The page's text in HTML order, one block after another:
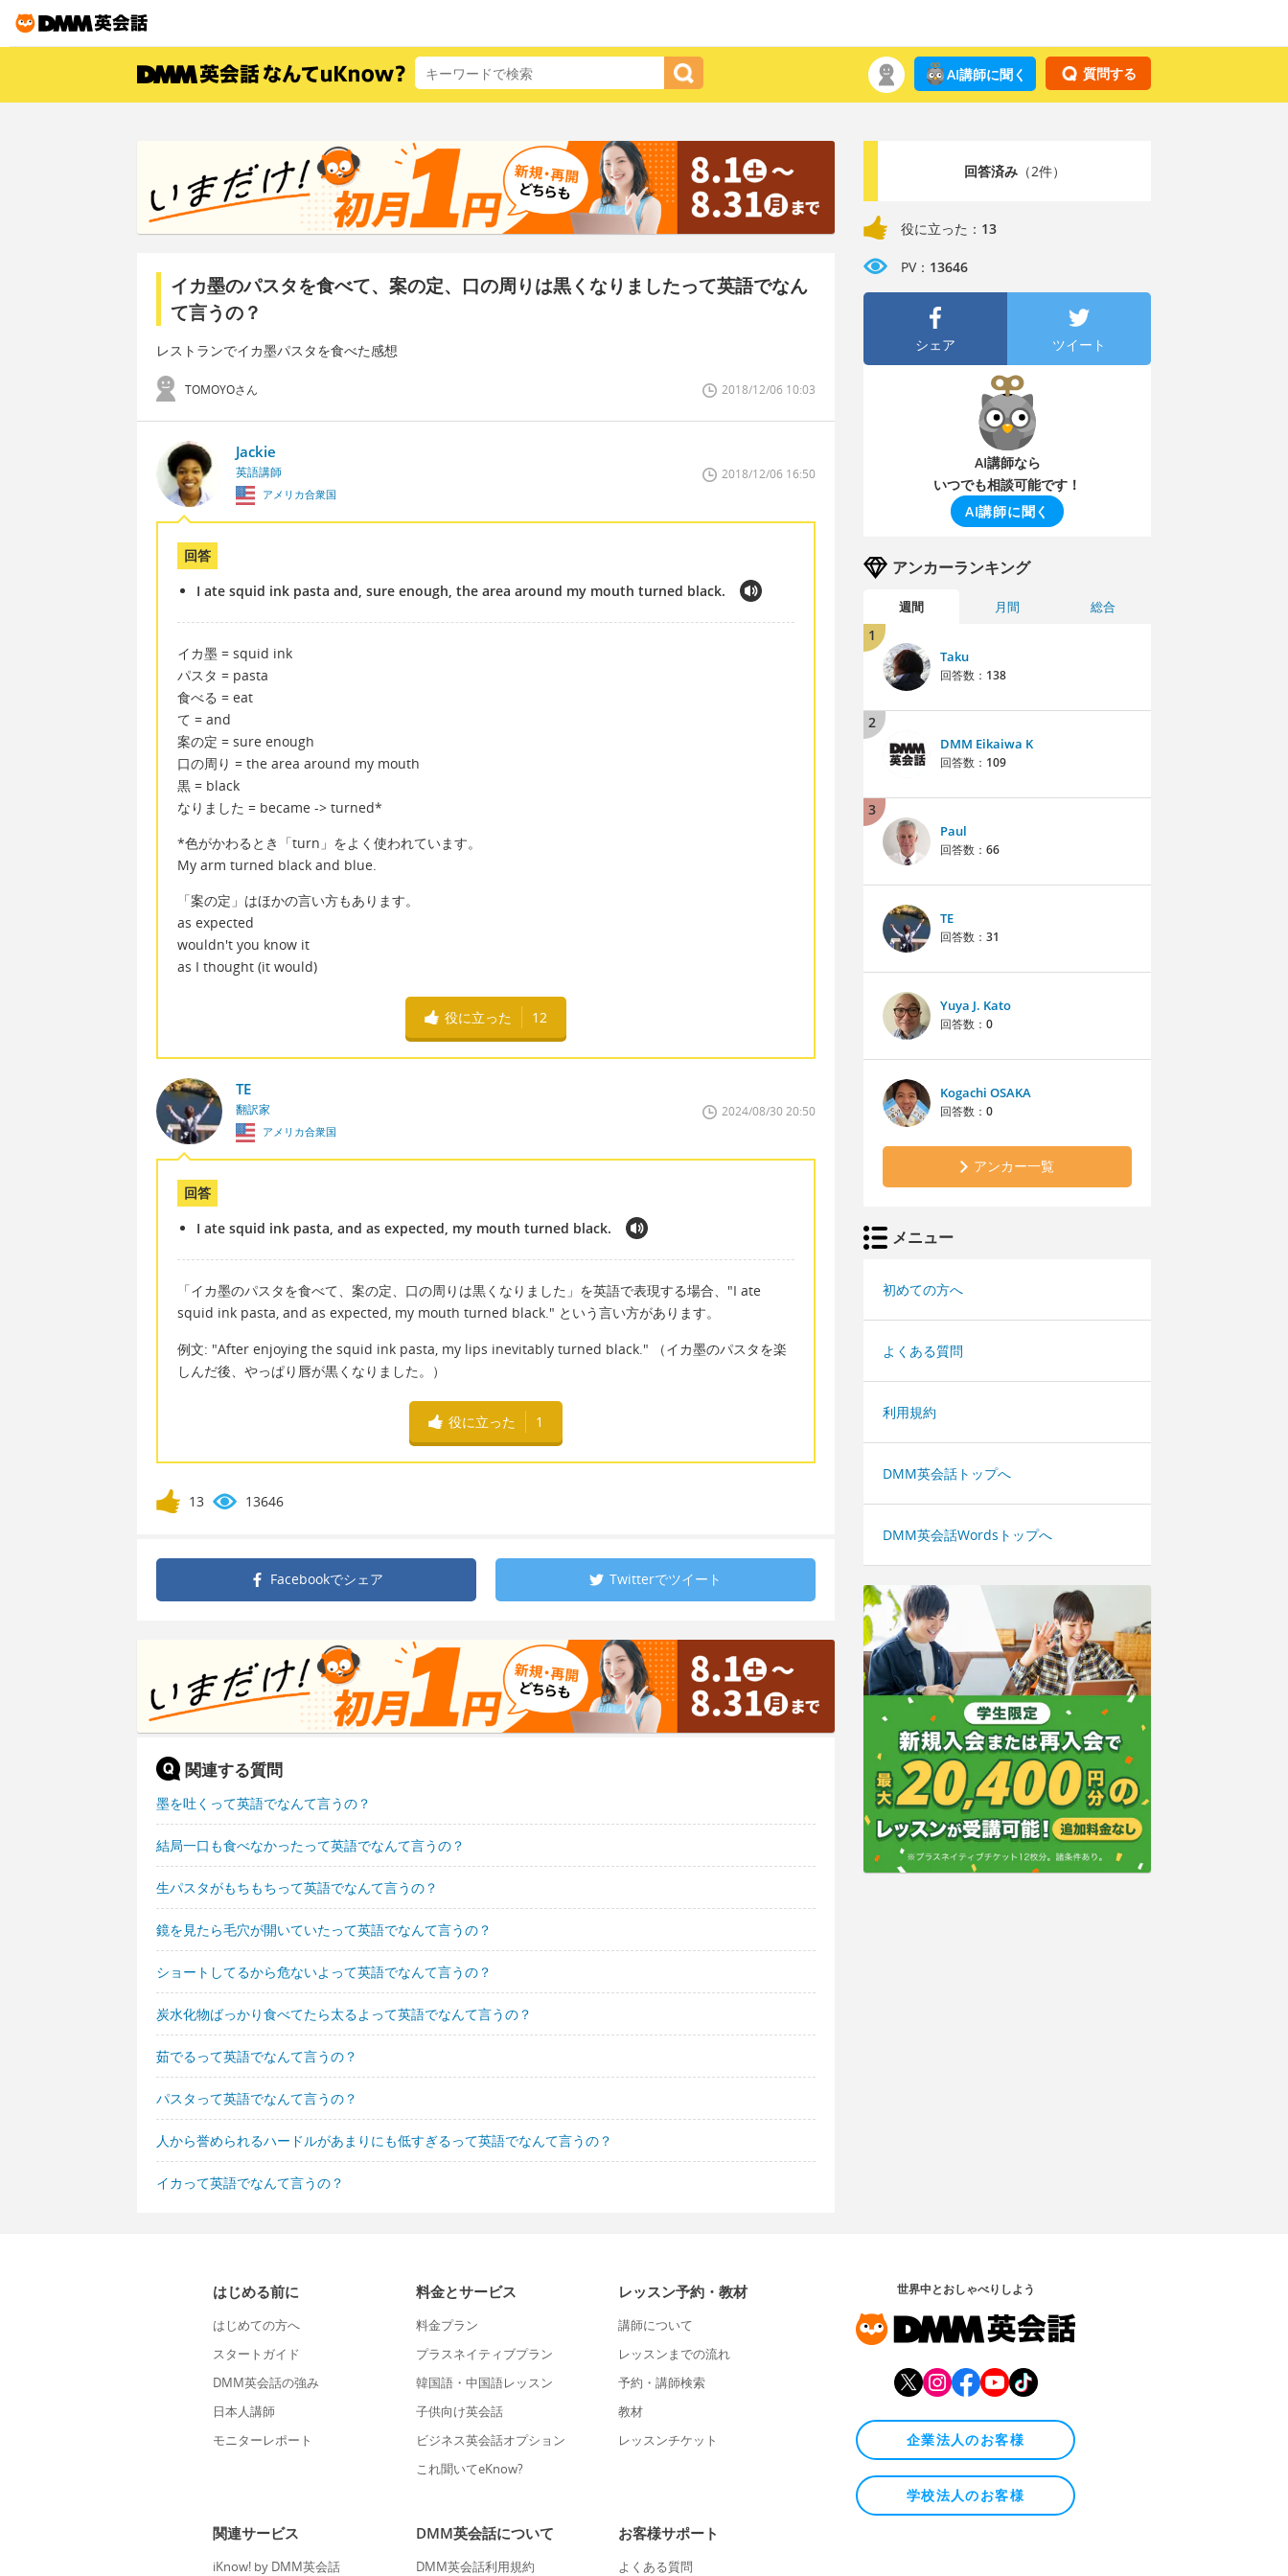
質問する
AI講師に聞く
イカ墨のパスタを食べて、案の定、口の周りは黒くなりましたって英語でなん
て言うの？
レストランでイカ墨パスタを食べた感想
TOMOYOさん 2018/12/06 10:03
Jackie
英語講師
アメリカ合衆国
2018/12/06 16:50
回答
I ate squid ink pasta and, sure enough, the area around my mouth turned black.
イカ墨 = squid ink
パスタ = pasta
食べる = eat
て = and
案の定 = sure enough
口の周り = the area around my mouth
黒 = black
なりました = became -> turned*
*色がかわるとき「turn」をよく使われています。
My arm turned black and blue.
「案の定」はほかの言い方もあります。
as expected
wouldn't you know it
as I thought (it would)
役に立った 12
TE
翻訳家
アメリカ合衆国
2024/08/30 20:50
回答
I ate squid ink pasta, and as expected, my mouth turned black.
「イカ墨のパスタを食べて、案の定、口の周りは黒くなりました」を英語で表現する場合、"I ate
squid ink pasta, and as expected, my mouth turned black." という言い方があります。
例文: "After enjoying the squid ink pasta, my lips inevitably turned black." （イカ墨のパスタを楽
しんだ後、やっぱり唇が黒くなりました。）
役に立った 1
13 13646
Facebookでシェア Twitterでツイート
関連する質問
墨を吐くって英語でなんて言うの？
結局一口も食べなかったって英語でなんて言うの？
生パスタがもちもちって英語でなんて言うの？
鏡を見たら毛穴が開いていたって英語でなんて言うの？
ショートしてるから危ないよって英語でなんて言うの？
炭水化物ばっかり食べてたら太るよって英語でなんて言うの？
茹でるって英語でなんて言うの？
パスタって英語でなんて言うの？
人から誉められるハードルがあまりにも低すぎるって英語でなんて言うの？
イカって英語でなんて言うの？
回答済み（2件）
役に立った： 13
PV： 13646
シェア ツイート
AI講師なら
いつでも相談可能です！
AI講師に聞く
アンカーランキング
週間 月間 総合
1
Taku
回答数： 138
2
DMM Eikaiwa K
回答数： 109
3
Paul
回答数： 66
TE
回答数： 31
Yuya J. Kato
回答数： 0
Kogachi OSAKA
回答数： 0
アンカー一覧
メニュー
初めての方へ
よくある質問
利用規約
DMM英会話トップへ
DMM英会話Wordsトップへ
はじめる前に
はじめての方へ
スタートガイド
DMM英会話の強み
日本人講師
モニターレポート
料金とサービス
料金プラン
プラスネイティブプラン
韓国語・中国語レッスン
子供向け英会話
ビジネス英会話オプション
これ聞いてeKnow?
レッスン予約・教材
講師について
レッスンまでの流れ
予約・講師検索
教材
レッスンチケット
関連サービス
iKnow! by DMM英会話
DMM英会話について
DMM英会話利用規約
お客様サポート
よくある質問
世界中とおしゃべりしよう
企業法人のお客様
学校法人のお客様